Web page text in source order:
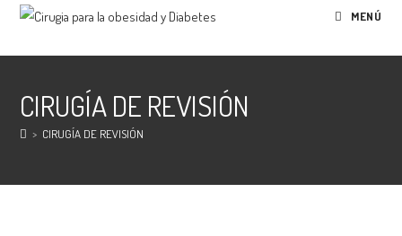
MENÚ
CIRUGÍA DE REVISIÓN
> CIRUGÍA DE REVISIÓN